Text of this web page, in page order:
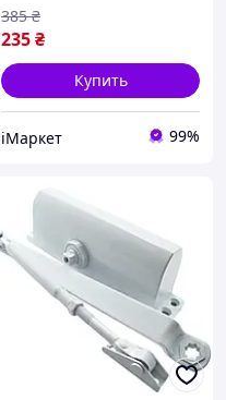
235₴
385 ₴
Купить
iМаркет 99%